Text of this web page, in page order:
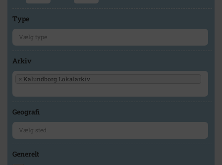
Type
Arkiv
× Kalundborg Lokalarkiv
Geografi
Generelt